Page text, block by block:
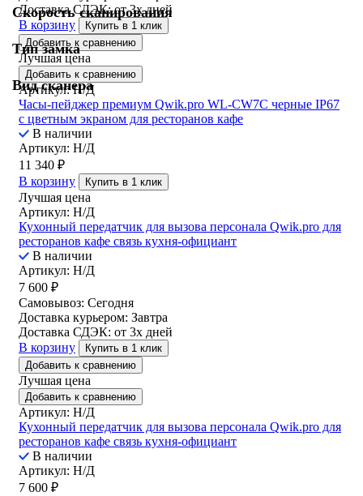
Скорость сканирования
Тип замка
Вид сканера
Доставка СДЭК:от 3х дней
В корзину
Купить в 1 клик
Добавить к сравнению
Лучшая цена
Добавить к сравнению
Артикул: Н/Д
Часы-пейджер премиум Qwik.pro WL-CW7C черные IP67
с цветным экраном для ресторанов кафе
В наличии
Артикул: Н/Д
11 340 ₽
В корзину
Купить в 1 клик
Лучшая цена
Артикул: Н/Д
Кухонный передатчик для вызова персонала Qwik.pro для
ресторанов кафе связь кухня-официант
В наличии
Артикул: Н/Д
7 600 ₽
Самовывоз: Сегодня
Доставка курьером: Завтра
Доставка СДЭК: от 3х дней
В корзину
Купить в 1 клик
Добавить к сравнению
Лучшая цена
Добавить к сравнению
Артикул: Н/Д
Кухонный передатчик для вызова персонала Qwik.pro для
ресторанов кафе связь кухня-официант
В наличии
Артикул: Н/Д
7 600 ₽